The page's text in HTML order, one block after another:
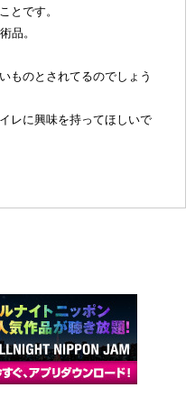
とです。
品。
ものとされてるのでしょう
レに興味を持ってほしいで